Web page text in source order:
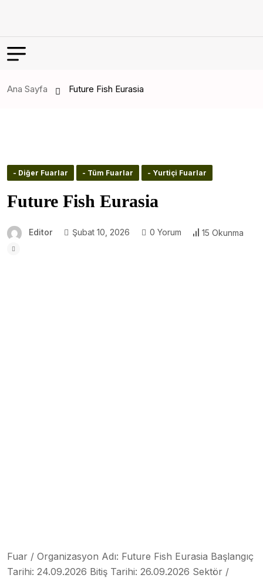
Ana Sayfa Future Fish Eurasia
- Diğer Fuarlar - Tüm Fuarlar - Yurtiçi Fuarlar
Future Fish Eurasia
Editor Şubat 10, 2026 0 Yorum 15 Okunma
Fuar / Organizasyon Adı: Future Fish Eurasia Başlangıç
Tarihi: 24.09.2026 Bitiş Tarihi: 26.09.2026 Sektör /